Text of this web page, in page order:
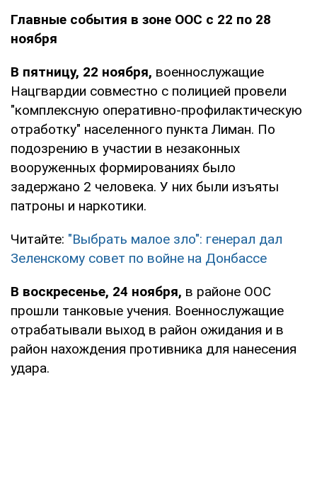
Главные события в зоне ООС с 22 по 28
ноября
В пятницу, 22 ноября, военнослужащие
Нацгвардии совместно с полицией провели
"комплексную оперативно-профилактическую
отработку" населенного пункта Лиман. По
подозрению в участии в незаконных
вооруженных формированиях было
задержано 2 человека. У них были изъяты
патроны и наркотики.
Читайте: "Выбрать малое зло": генерал дал
Зеленскому совет по войне на Донбассе
В воскресенье, 24 ноября, в районе ООС
прошли танковые учения. Военнослужащие
отрабатывали выход в район ожидания и в
район нахождения противника для нанесения
удара.